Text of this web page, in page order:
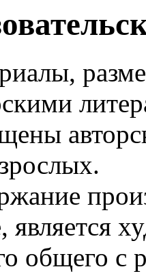
является
общего с